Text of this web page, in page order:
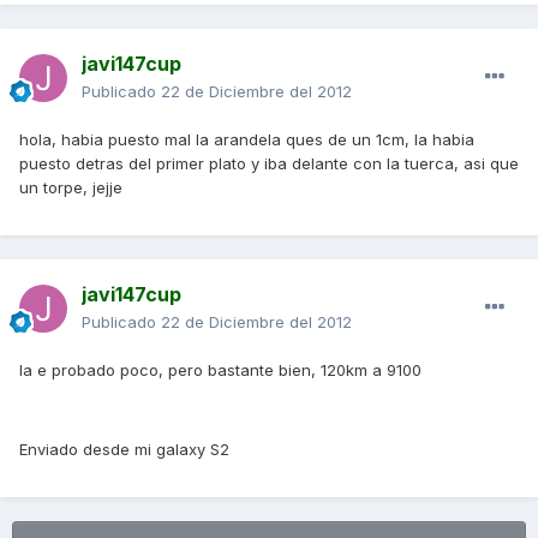
javi147cup
Publicado 22 de Diciembre del 2012
hola, habia puesto mal la arandela ques de un 1cm, la habia
puesto detras del primer plato y iba delante con la tuerca, asi que
un torpe, jejje
javi147cup
Publicado 22 de Diciembre del 2012
la e probado poco, pero bastante bien, 120km a 9100
Enviado desde mi galaxy S2